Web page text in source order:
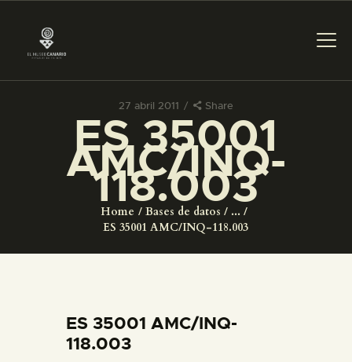
27 abril 2011 Share
ES 35001
AMC/INQ-
118.003
Home Bases de datos
...
ES 35001 AMC/INQ-118.003
PREPARAR LA VISITA
ACTIVIDADES
COLECCIONES
ES 35001 AMC/INQ-
118.003